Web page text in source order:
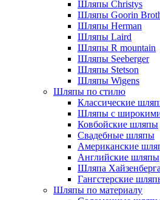
Шляпы Christys
Шляпы Goorin
Шляпы Herman
Шляпы Laird
Шляпы R mountain
Шляпы Seeberger
Шляпы Stetson
Шляпы Wigens
Шляпы по стилю
Классические
Шляпы с
Ковбойские шляпы
Свадебные шляпы
Американские
Английские шляпы
Шляпа Хайзенберга
Гангстерские
Шляпы по материалу